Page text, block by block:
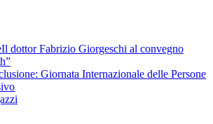
Il dottor Fabrizio Giorgeschi al convegno
Giornata Internazionale delle Persone